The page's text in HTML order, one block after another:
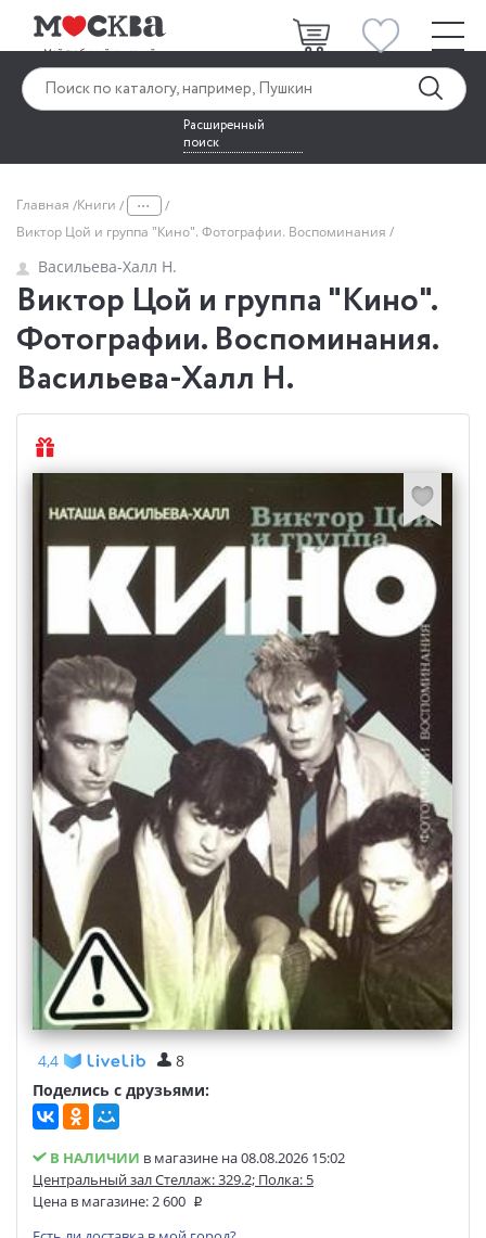
Расширенный
поиск
Главная Книги ...
Виктор Цой и группа "Кино". Фотографии. Воспоминания
Васильева-Халл Н.
Виктор Цой и группа "Кино".
Фотографии. Воспоминания.
Васильева-Халл Н.
4,4
8
Поделись с друзьями:
В НАЛИЧИИ в магазине на 08.08.2026 15:02
Центральный зал Стеллаж: 329.2; Полка: 5
Цена в магазине:2 600